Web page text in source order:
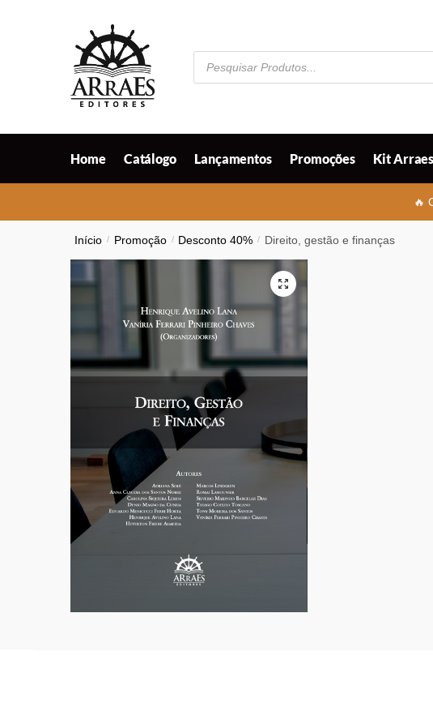
Pesquisar
produtos
Home Catálogo Lançamentos Promoções Kit Arraes
🔥
Início / Promoção / Desconto 40% / Direito, gestão e finanças
🔍